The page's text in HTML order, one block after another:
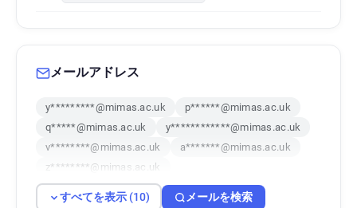
メールアドレス
y*********@mimas.ac.uk
p******@mimas.ac.uk
q*****@mimas.ac.uk
y************@mimas.ac.uk
v********@mimas.ac.uk
a*******@mimas.ac.uk
z********@mimas.ac.uk
w************@mimas.ac.uk
すべてを表示 (10) メールを検索